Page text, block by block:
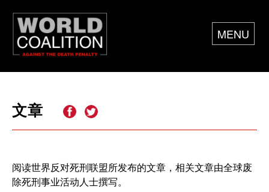
MENU
文章
阅读世界反对死刑联盟所发布的文章，相关文章由全球废
除死刑事业活动人士撰写。